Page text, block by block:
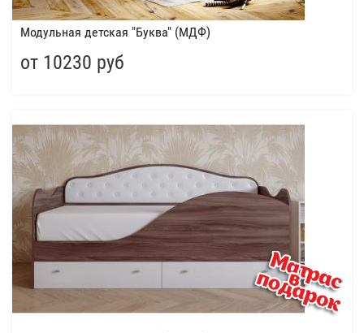
Модульная детская "Буква" (МДФ)
от 10230 руб